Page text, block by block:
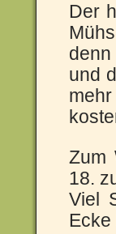
Der
und
Zum
18.
Viel
Ecke